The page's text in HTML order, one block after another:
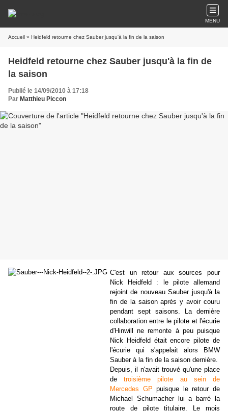
MENU
Accueil » Heidfeld retourne chez Sauber jusqu'à la fin de la saison
Heidfeld retourne chez Sauber jusqu'à la fin de
la saison
Publié le 14/09/2010 à 17:18
Par Matthieu Piccon
C'est un retour aux sources pour
Nick Heidfeld : le pilote allemand
rejoint de nouveau Sauber jusqu'à la
fin de la saison après y avoir couru
pendant sept saisons. La dernière
collaboration entre le pilote et l'écurie
d'Hinwill ne remonte à peu puisque
Nick Heidfeld était encore pilote de
l'écurie qui s'appelait alors BMW
Sauber à la fin de la saison dernière.
Depuis, il n'avait trouvé qu'une place
detroisième pilote au sein de
Mercedes GP puisque le retour de
Michael Schumacher lui a barré la
route de pilote titulaire. Le mois